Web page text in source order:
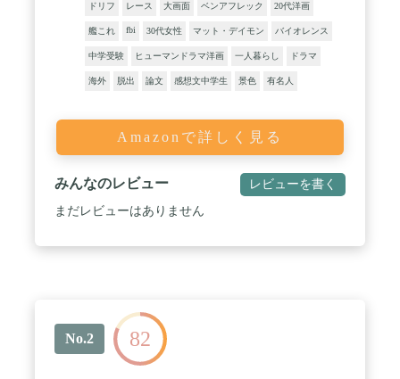
ドリフ レース 大画面 ベンアフレック 20代洋画
艦これ fbi 30代女性 マット・デイモン バイオレンス
中学受験 ヒューマンドラマ洋画 一人暮らし ドラマ
海外 脱出 論文 感想文中学生 景色 有名人
Amazonで詳しく見る
みんなのレビュー レビューを書く
まだレビューはありません
No.2 82